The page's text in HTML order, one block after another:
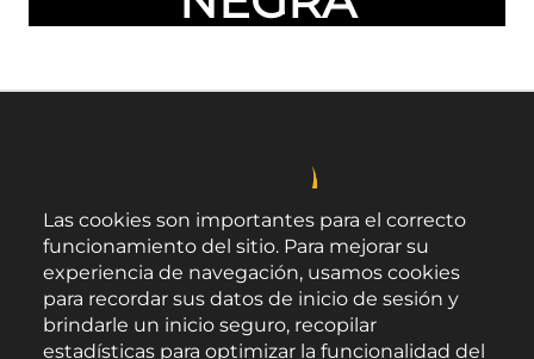
Las cookies son importantes para el correcto
funcionamiento del sitio. Para mejorar su
experiencia de navegación, usamos cookies
para recordar sus datos de inicio de sesión y
brindarle un inicio seguro, recopilar
estadísticas para optimizar la funcionalidad del